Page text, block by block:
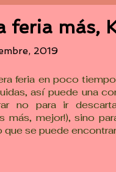
feria más,
2019
feria en poco
así puede una
no para ir
más, mejor!), sino
que se puede